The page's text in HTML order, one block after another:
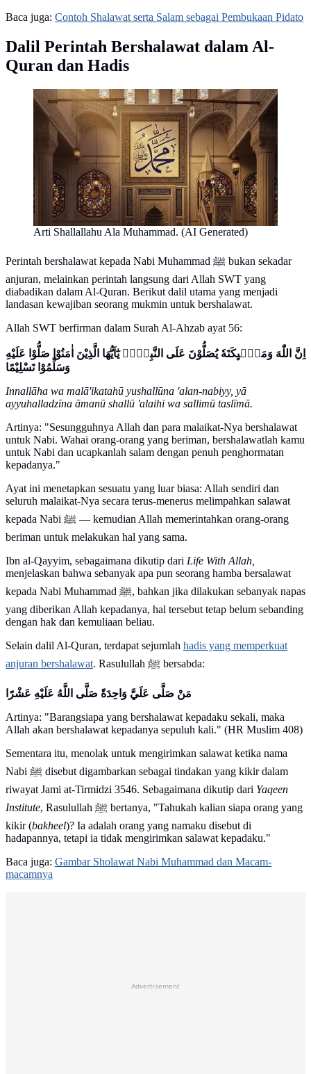
Baca juga: Contoh Shalawat serta Salam sebagai Pembukaan Pidato
Dalil Perintah Bershalawat dalam Al-
Quran dan Hadis
Arti Shallallahu Ala Muhammad. (AI Generated)
Perintah bershalawat kepada Nabi Muhammad ﷺ bukan sekadar
anjuran, melainkan perintah langsung dari Allah SWT yang
diabadikan dalam Al-Quran. Berikut dalil utama yang menjadi
landasan kewajiban seorang mukmin untuk bershalawat.
Allah SWT berfirman dalam Surah Al-Ahzab ayat 56:
اِنَّ اللّٰهَ وَمَلٰۤىِٕكَتَهٗ يُصَلُّوْنَ عَلَى النَّبِيِّۗ يٰٓاَيُّهَا الَّذِيْنَ اٰمَنُوْا صَلُّوْا عَلَيْهِ
وَسَلِّمُوْا تَسْلِيْمًا
Innallāha wa malā'ikatahū yushallūna 'alan-nabiyy, yā
ayyuhalladzīna āmanū shallū 'alaihi wa sallimū taslīmā.
Artinya: "Sesungguhnya Allah dan para malaikat-Nya bershalawat
untuk Nabi. Wahai orang-orang yang beriman, bershalawatlah kamu
untuk Nabi dan ucapkanlah salam dengan penuh penghormatan
kepadanya."
Ayat ini menetapkan sesuatu yang luar biasa: Allah sendiri dan
seluruh malaikat-Nya secara terus-menerus melimpahkan salawat
kepada Nabi ﷺ — kemudian Allah memerintahkan orang-orang
beriman untuk melakukan hal yang sama.
Ibn al-Qayyim, sebagaimana dikutip dari Life With Allah,
menjelaskan bahwa sebanyak apa pun seorang hamba bersalawat
kepada Nabi Muhammad ﷺ, bahkan jika dilakukan sebanyak napas
yang diberikan Allah kepadanya, hal tersebut tetap belum sebanding
dengan hak dan kemuliaan beliau.
Selain dalil Al-Quran, terdapat sejumlah hadis yang memperkuat
anjuran bershalawat
. Rasulullah ﷺ bersabda:
مَنْ صَلَّى عَلَيَّ وَاحِدَةً صَلَّى اللَّهُ عَلَيْهِ عَشْرًا
Artinya: "Barangsiapa yang bershalawat kepadaku sekali, maka
Allah akan bershalawat kepadanya sepuluh kali." (HR Muslim 408)
Sementara itu, menolak untuk mengirimkan salawat ketika nama
Nabi ﷺ disebut digambarkan sebagai tindakan yang kikir dalam
riwayat Jami at-Tirmidzi 3546. Sebagaimana dikutip dari Yaqeen
Institute, Rasulullah ﷺ bertanya, "Tahukah kalian siapa orang yang
kikir (bakheel)? Ia adalah orang yang namaku disebut di
hadapannya, tetapi ia tidak mengirimkan salawat kepadaku."
Baca juga: Gambar Sholawat Nabi Muhammad dan Macam-
macamnya
Advertisement